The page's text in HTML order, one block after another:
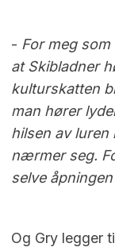
- For meg
at Skibladner
kulturskatten
man hører
hilsen av luren
nærmer seg.
selve
Og Gry legger